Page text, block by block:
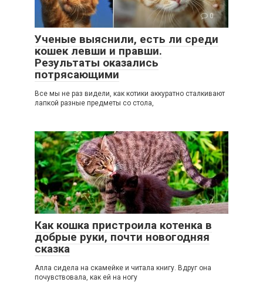
0
Ученые выяснили, есть ли среди
кошек левши и правши.
Результаты оказались
потрясающими
Все мы не раз видели, как котики аккуратно сталкивают
лапкой разные предметы со стола,
2
Как кошка пристроила котенка в
добрые руки, почти новогодняя
сказка
Алла сидела на скамейке и читала книгу. Вдруг она
почувствовала, как ей на ногу